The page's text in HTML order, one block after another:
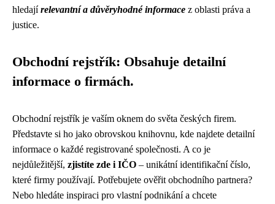
hledajírelevantní a důvěryhodné informace z oblasti práva a
justice.
Obchodní rejstřík: Obsahuje detailní
informace o firmách.
Obchodní rejstřík je vaším oknem do světa českých firem.
Představte si ho jako obrovskou knihovnu, kde najdete detailní
informace o každé registrované společnosti. A co je
nejdůležitější, zjistíte zde i IČO – unikátní identifikační číslo,
které firmy používají. Potřebujete ověřit obchodního partnera?
Nebo hledáte inspiraci pro vlastní podnikání a chcete